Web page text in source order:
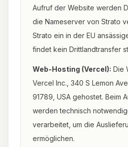
Aufruf der Website werden
die Nameserver von Strato
Strato ein in der EU
findet kein Drittlandtransfer
Web-Hosting (Vercel): Die
Vercel Inc., 340 S Lemon
91789, USA gehostet. Beim
werden technisch
verarbeitet, um die
ermöglichen.